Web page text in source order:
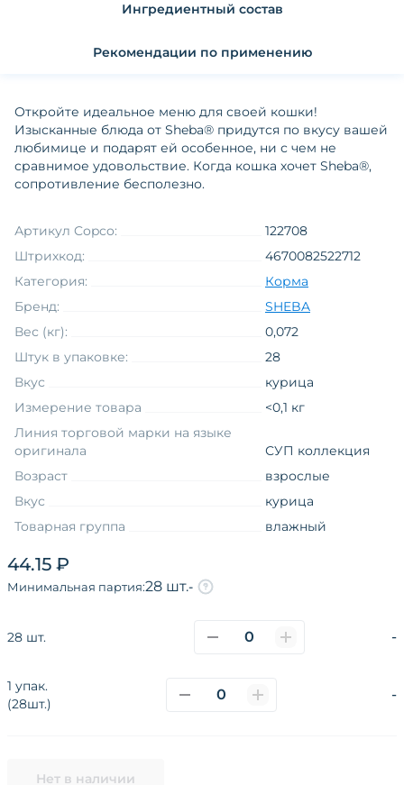
44.15 ₽
Минимальная партия:28 шт.-
28 шт. -
1 упак.
(28шт.)
-
Нет в наличии
Ингредиентный состав
Рекомендации по применению
Откройте идеальное меню для своей кошки!
Изысканные блюда от Sheba® придутся по вкусу вашей
любимице и подарят ей особенное, ни с чем не
сравнимое удовольствие. Когда кошка хочет Sheba®,
сопротивление бесполезно.
Артикул Copco:
122708
Штрихкод:
4670082522712
Категория:
Корма
Бренд:
SHEBA
Вес (кг):
0,072
Штук в упаковке:
28
Вкус
курица
Измерение товара
<0,1 кг
Линия торговой марки на языке
оригинала
СУП коллекция
Возраст
взрослые
Вкус
курица
Товарная группа
влажный
Вид упаковки
О компании
Покупателям
Поставщикам